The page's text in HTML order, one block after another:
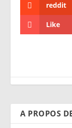
reddit
Like
A PROPOS